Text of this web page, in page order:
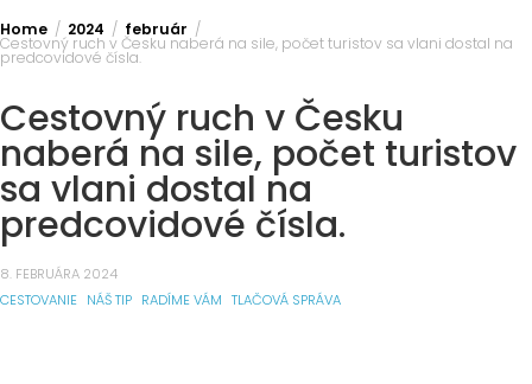
Home 2024 február
Cestovný ruch v Česku naberá na sile, počet turistov sa vlani dostal na
predcovidové čísla.
Cestovný ruch v Česku
naberá na sile, počet turistov
sa vlani dostal na
predcovidové čísla.
8. FEBRUÁRA 2024
CESTOVANIE NÁŠ TIP RADÍME VÁM TLAČOVÁ SPRÁVA